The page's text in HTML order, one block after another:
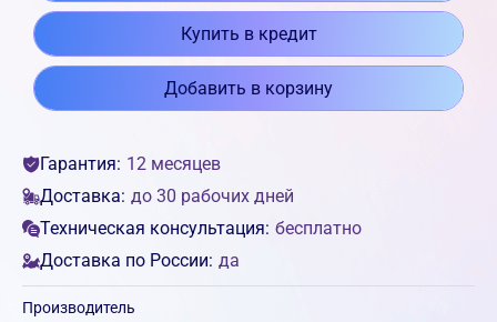
Купить в кредит
Добавить в корзину
Гарантия: 12 месяцев
Доставка: до 30 рабочих дней
Техническая консультация: бесплатно
Доставка по России: да
Производитель